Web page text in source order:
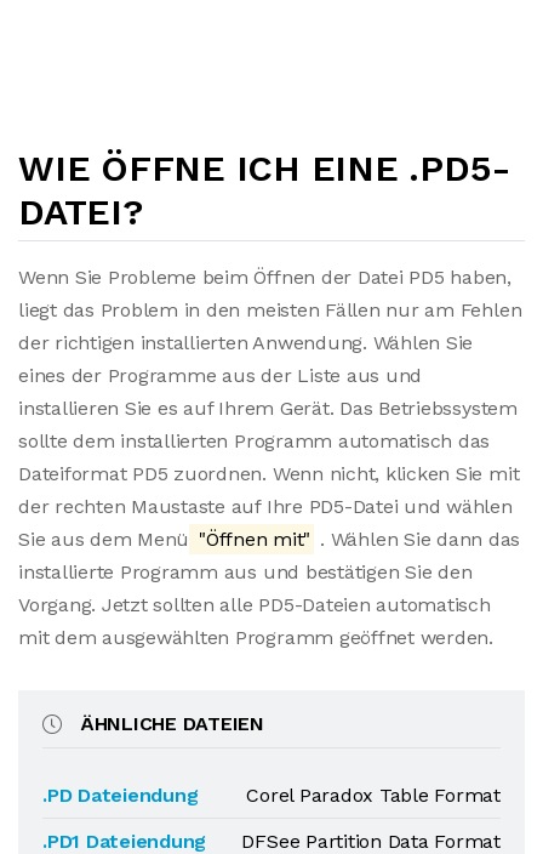
WIE ÖFFNE ICH EINE .PD5-
DATEI?
Wenn Sie Probleme beim Öffnen der Datei PD5 haben,
liegt das Problem in den meisten Fällen nur am Fehlen
der richtigen installierten Anwendung. Wählen Sie
eines der Programme aus der Liste aus und
installieren Sie es auf Ihrem Gerät. Das Betriebssystem
sollte dem installierten Programm automatisch das
Dateiformat PD5 zuordnen. Wenn nicht, klicken Sie mit
der rechten Maustaste auf Ihre PD5-Datei und wählen
Sie aus dem Menü "Öffnen mit" . Wählen Sie dann das
installierte Programm aus und bestätigen Sie den
Vorgang. Jetzt sollten alle PD5-Dateien automatisch
mit dem ausgewählten Programm geöffnet werden.
ÄHNLICHE DATEIEN
.PD Dateiendung
Corel Paradox Table Format
.PD1 Dateiendung
DFSee Partition Data Format